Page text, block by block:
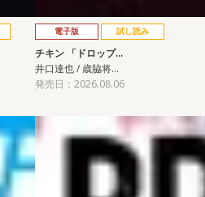
電子版 試し読み
チキン 「ドロップ…
井口達也 / 歳脇将…
発売日：2026.08.06